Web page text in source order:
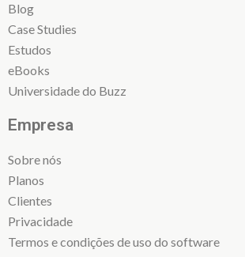
Blog
Case Studies
Estudos
eBooks
Universidade do Buzz
Empresa
Sobre nós
Planos
Clientes
Privacidade
Termos e condições de uso do software